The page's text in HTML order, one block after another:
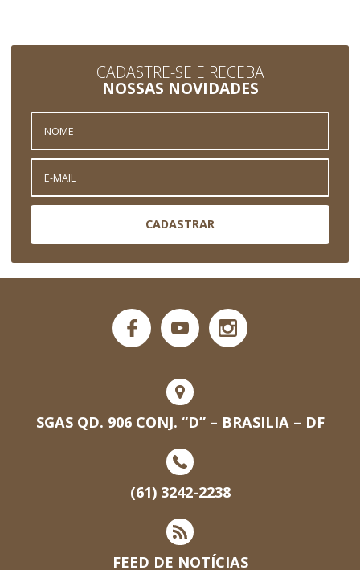
CADASTRE-SE E RECEBA
NOSSAS NOVIDADES
CADASTRAR
SGAS QD. 906 CONJ. “D” – BRASILIA – DF
(61) 3242-2238
FEED DE NOTÍCIAS